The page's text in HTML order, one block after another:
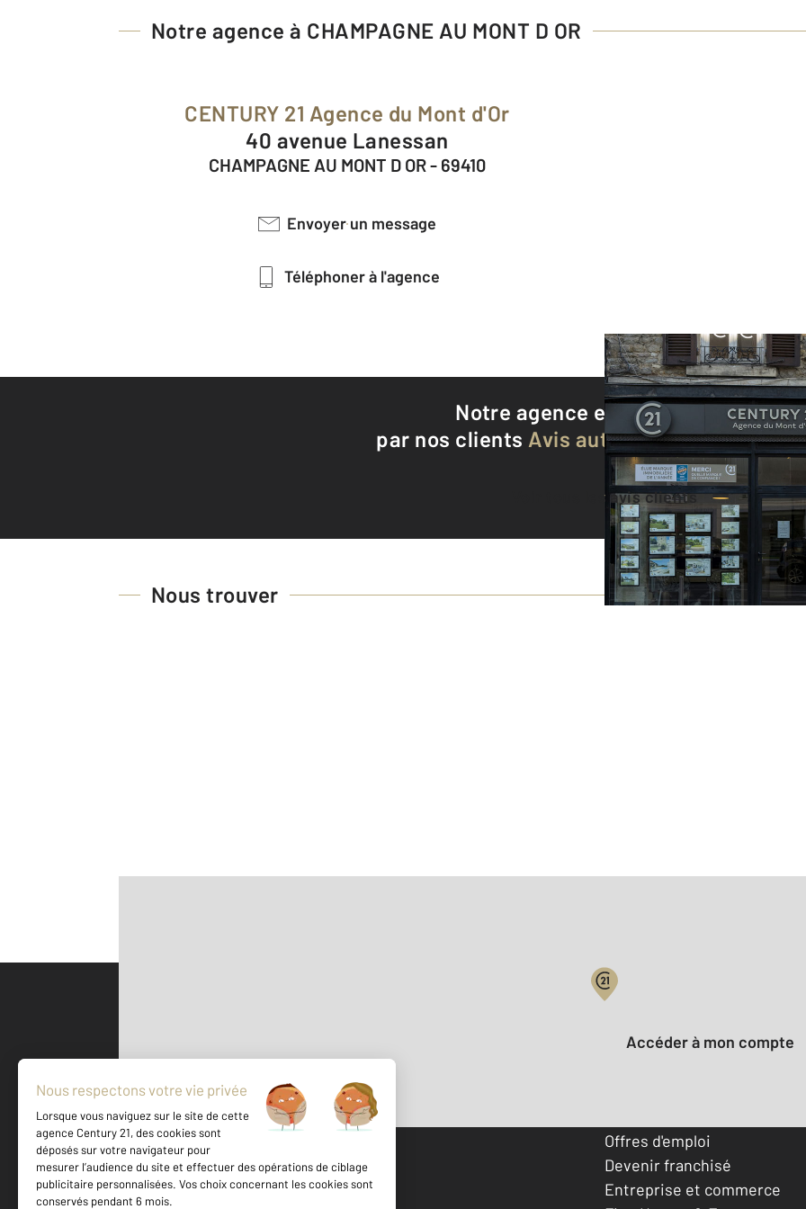
Notre agence à CHAMPAGNE AU MONT D OR
CENTURY 21 Agence du Mont d'Or
40 avenue Lanessan
CHAMPAGNE AU MONT D OR - 69410
Envoyer un message
Téléphoner à l'agence
Notre agence est notée9,5/10
par nos clients Avis authentifiés par
Voir tous les avis clients
Nous trouver
500 m ©Mappy
Votre compte :
Accéder à mon compte
Votre agence est notée
Offres d'emploi
Devenir franchisé
Entreprise et commerce